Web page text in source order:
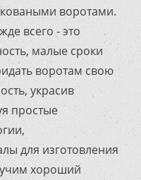
воротами.
всего - это
малые сроки
воротам свою
украсив
простые
для изготовления
хороший